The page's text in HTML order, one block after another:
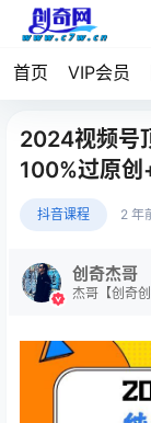
首页 VIP会员
2024视频号
100%过原创
抖音课程 2 年
创奇杰哥
杰哥【创奇创